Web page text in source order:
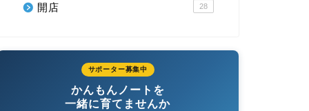
開店 28
サポーター募集中
かんもんノートを
一緒に育てませんか